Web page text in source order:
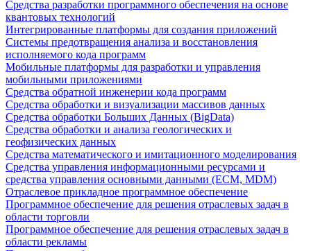
Средства разработки программного обеспечения на основе
квантовых технологий
Интегрированные платформы для создания приложений
Системы предотвращения анализа и восстановления
исполняемого кода программ
Мобильные платформы для разработки и управления
мобильными приложениями
Средства обратной инженерии кода программ
Средства обработки и визуализации массивов данных
Средства обработки Больших Данных (BigData)
Средства обработки и анализа геологических и
геофизических данных
Средства математического и имитационного моделирования
Средства управления информационными ресурсами и
средства управления основными данными (ECM, MDM)
Отраслевое прикладное программное обеспечение
Программное обеспечение для решения отраслевых задач в
области торговли
Программное обеспечение для решения отраслевых задач в
области рекламы